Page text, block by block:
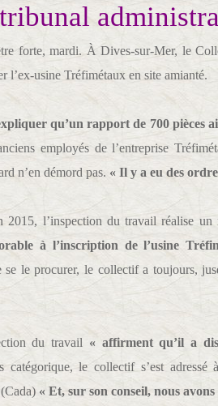
tribunal
forte, mardi. À Dives-sur-Mer, le
l’ex-usine Tréfimétaux en site amianté.
qu’un rapport de 700 pièces
employés de l’entreprise
n’en démord pas. « Il y a eu des
l’inspection du travail réalise un
à l’inscription de l’usine
le procurer, le collectif a toujours,
du travail « affirment qu’il a
catégorique, le collectif s’est adressé
« Et, sur son conseil, nous